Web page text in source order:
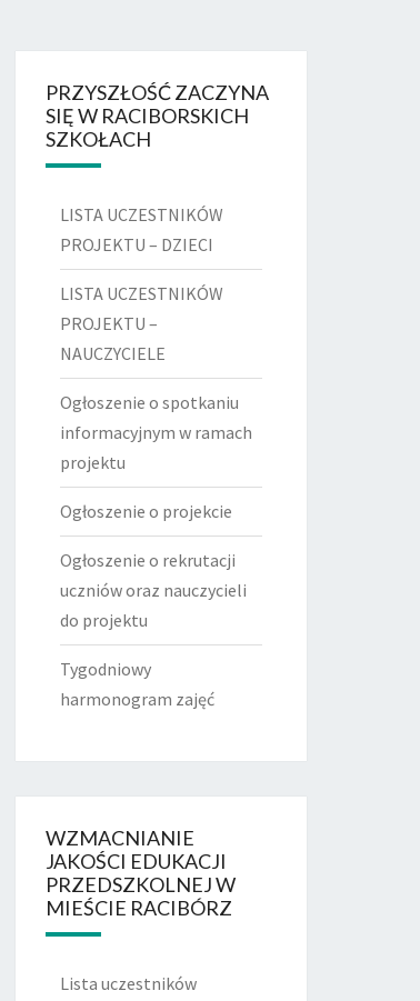
PRZYSZŁOŚĆ ZACZYNA
SIĘ W RACIBORSKICH
SZKOŁACH
LISTA UCZESTNIKÓW
PROJEKTU – DZIECI
LISTA UCZESTNIKÓW
PROJEKTU –
NAUCZYCIELE
Ogłoszenie o spotkaniu
informacyjnym w ramach
projektu
Ogłoszenie o projekcie
Ogłoszenie o rekrutacji
uczniów oraz nauczycieli
do projektu
Tygodniowy
harmonogram zajęć
WZMACNIANIE
JAKOŚCI EDUKACJI
PRZEDSZKOLNEJ W
MIEŚCIE RACIBÓRZ
Lista uczestników